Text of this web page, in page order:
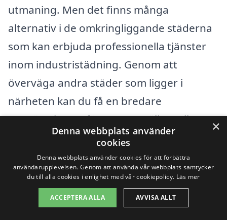
utmaning. Men det finns många
alternativ i de omkringliggande städerna
som kan erbjuda professionella tjänster
inom industristädning. Genom att
överväga andra städer som ligger i
närheten kan du få en bredare
uppsättning av företag att välja mellan.
Här är några av de städer som du kan
titta på:
Lidköping
×
Denna webbplats använder
cookies
Denna webbplats använder cookies för att förbättra
användarupplevelsen. Genom att använda vår webbplats samtycker
du till alla cookies i enlighet med vår cookiepolicy. Läs mer
ACCEPTERA ALLA AVVISA ALLT